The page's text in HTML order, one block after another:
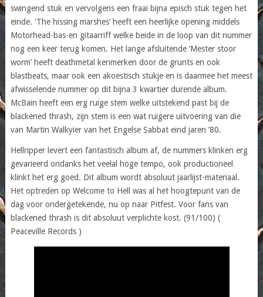
swingend stuk en vervolgens een fraai bijna episch stuk tegen het
einde. ‘The hissing marshes’ heeft een heerlijke opening middels
Motorhead-bas-en gitaarriff welke beide in de loop van dit nummer
nog een keer terug komen. Het lange afsluitende ‘Mester stoor
worm’ heeft deathmetal kenmerken door de grunts en ook
blastbeats, maar ook een akoestisch stukje en is daarmee het meest
afwisselende nummer op dit bijna 3 kwartier durende album.
McBain heeft een erg ruige stem welke uitstekend past bij de
blackened thrash, zijn stem is een wat ruigere uitvoering van die
van Martin Walkyier van het Engelse Sabbat eind jaren ’80.
Hellripper levert een fantastisch album af, de nummers klinken erg
gevarieerd ondanks het veelal hoge tempo, ook productioneel
klinkt het erg goed. Dit album wordt absoluut jaarlijst-materiaal.
Het optreden op Welcome to Hell was al het hoogtepunt van de
dag voor ondergetekende, nu op naar Pitfest. Voor fans van
blackened thrash is dit absoluut verplichte kost. (91/100) (
Peaceville Records )